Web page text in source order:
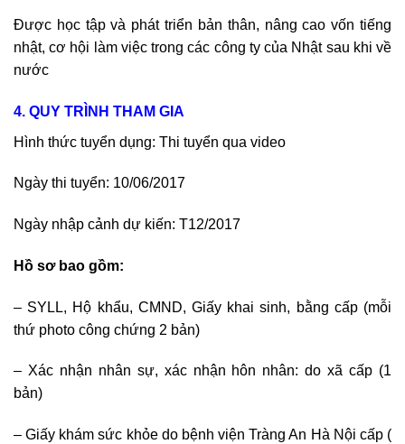
Được học tập và phát triển bản thân, nâng cao vốn tiếng
nhật, cơ hội làm việc trong các công ty của Nhật sau khi về
nước
4. QUY TRÌNH THAM GIA
Hình thức tuyển dụng: Thi tuyển qua video
Ngày thi tuyển: 10/06/2017
Ngày nhập cảnh dự kiến: T12/2017
Hồ sơ bao gồm:
– SYLL, Hộ khẩu, CMND, Giấy khai sinh, bằng cấp (mỗi
thứ photo công chứng 2 bản)
– Xác nhận nhân sự, xác nhận hôn nhân: do xã cấp (1
bản)
– Giấy khám sức khỏe do bệnh viện Tràng An Hà Nội cấp (